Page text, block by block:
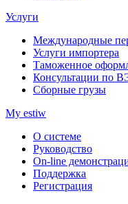
Услуги
Международные
Услуги импортера
Таможенное
Консультации по
Сборные грузы
My estiw
О системе
Руководство
On-line
Поддержка
Регистрация